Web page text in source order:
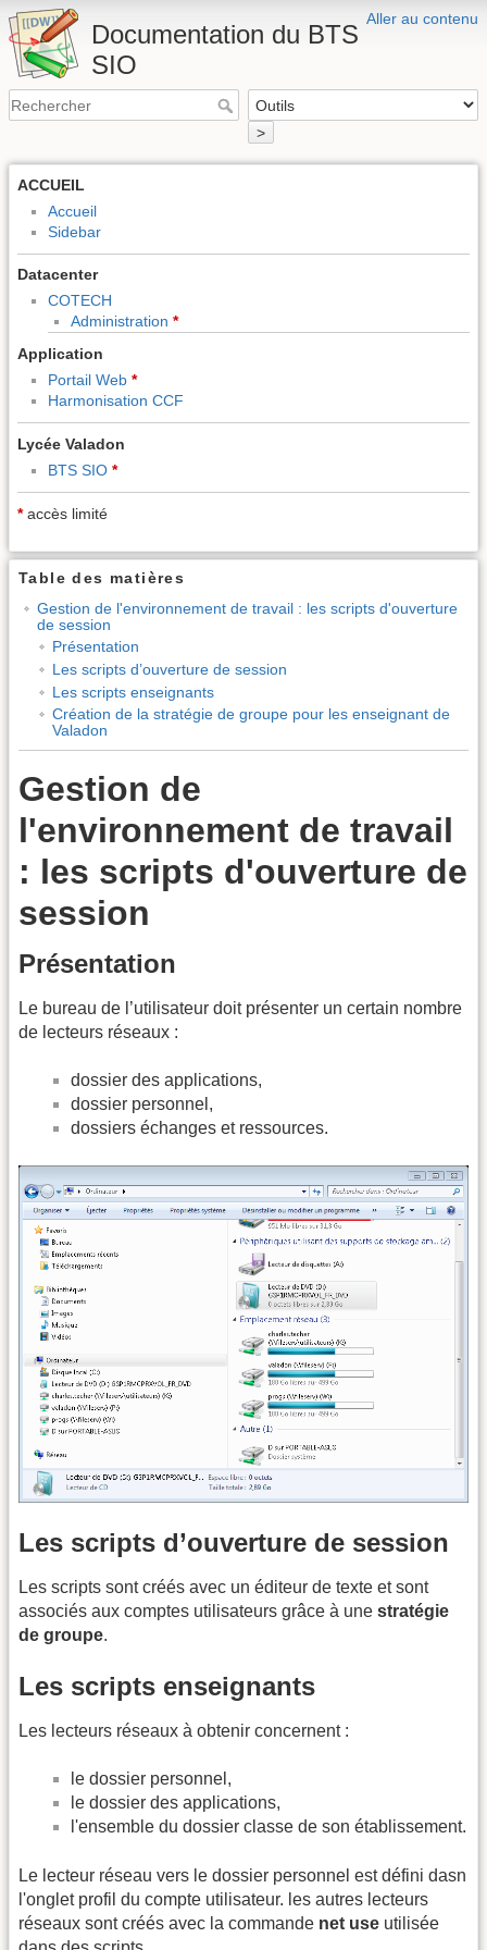
Aller au contenu
Documentation du BTS
SIO
>
ACCUEIL
Accueil
Sidebar
Datacenter
COTECH
Administration *
Application
Portail Web *
Harmonisation CCF
Lycée Valadon
BTS SIO *
*accès limité
Table des matières
Gestion de l'environnement de travail : les scripts d'ouverture
de session
Présentation
Les scripts d’ouverture de session
Les scripts enseignants
Création de la stratégie de groupe pour les enseignant de
Valadon
Gestion de
l'environnement de travail
: les scripts d'ouverture de
session
Présentation
Le bureau de l’utilisateur doit présenter un certain nombre
de lecteurs réseaux :
dossier des applications,
dossier personnel,
dossiers échanges et ressources.
Les scripts d’ouverture de session
Les scripts sont créés avec un éditeur de texte et sont
associés aux comptes utilisateurs grâce à une stratégie
de groupe.
Les scripts enseignants
Les lecteurs réseaux à obtenir concernent :
le dossier personnel,
le dossier des applications,
l'ensemble du dossier classe de son établissement.
Le lecteur réseau vers le dossier personnel est défini dasn
l'onglet profil du compte utilisateur. les autres lecteurs
réseaux sont créés avec la commande net use utilisée